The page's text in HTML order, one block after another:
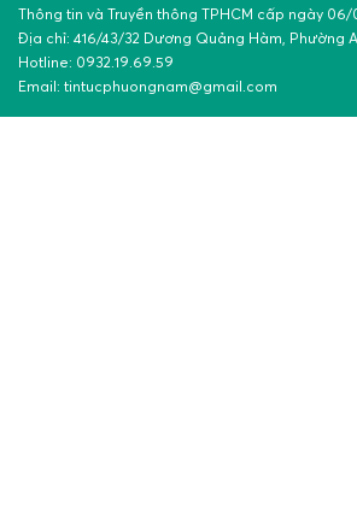
Thông tin và Truyền thông TPHCM cấp ngày 06/
Địa chỉ: 416/43/32 Dương Quảng Hàm, Phường
Hotline: 0932.19.69.59
Email: tintucphuongnam@gmail.com